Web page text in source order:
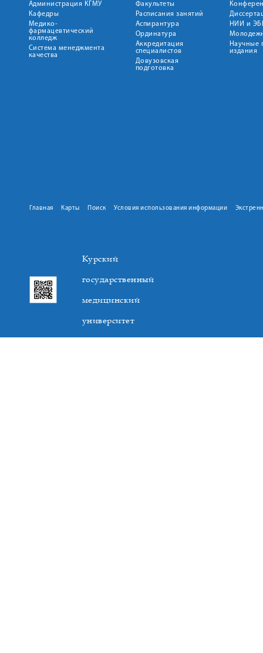
Администрация КГМУ
Кафедры
Медико-
фармацевтический
колледж
Система менеджмента
качества
Факультеты
Расписания занятий
Аспирантура
Ординатура
Аккредитация
специалистов
Довузовская
подготовка
НИИ и
Научные
издания
Главная Карты Поиск Условия использования информации
Курский
государственный
медицинский
университет